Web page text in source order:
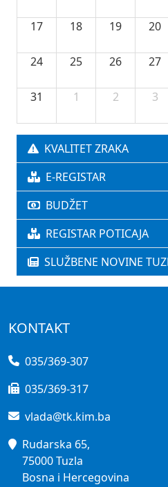
17 18 19 20
24 25 26 27
31 1 2 3
KVALITET ZRAKA
E-REGISTAR
BUDŽET
REGISTAR POTICAJA
SLUŽBENE NOVINE
KONTAKT
035/369-307
035/369-317
vlada@tk.kim.ba
Rudarska 65,
75000 Tuzla
Bosna i Hercegovina